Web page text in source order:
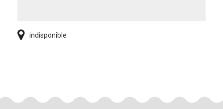
indisponible